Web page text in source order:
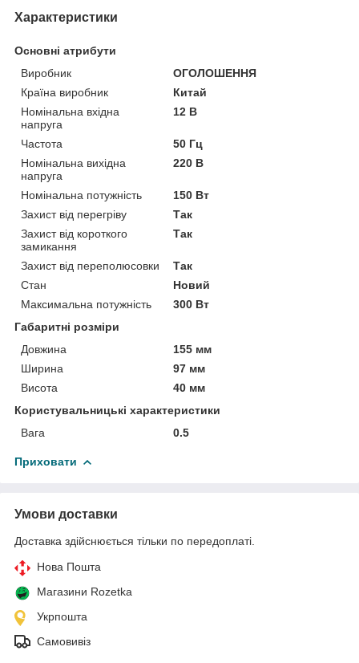
Характеристики
Основні атрибути
Виробник
ОГОЛОШЕННЯ
Країна виробник
Китай
Номінальна вхідна
напруга
12 В
Частота
50 Гц
Номінальна вихідна
напруга
220 В
Номінальна потужність
150 Вт
Захист від перегріву
Так
Захист від короткого
замикання
Так
Захист від переполюсовки
Так
Стан
Новий
Максимальна потужність
300 Вт
Габаритні розміри
Довжина
155 мм
Ширина
97 мм
Висота
40 мм
Користувальницькі характеристики
Вага
0.5
Приховати
Умови доставки
Доставка здійснюється тільки по передоплаті.
Нова Пошта
Магазини Rozetka
Укрпошта
Самовивіз